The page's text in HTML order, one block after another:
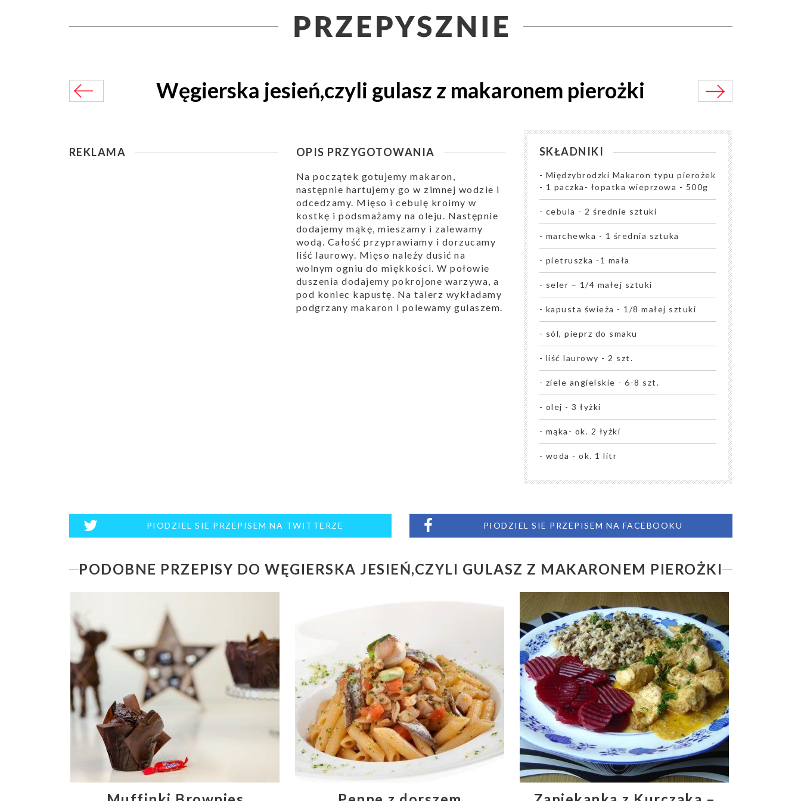
Węgierska jesień,czyli gulasz z makaronem pierożki
REKLAMA OPIS PRZYGOTOWANIA
Na początek gotujemy makaron,
następnie hartujemy go w zimnej wodzie i
odcedzamy. Mięso i cebulę kroimy w
kostkę i podsmażamy na oleju. Następnie
dodajemy mąkę, mieszamy i zalewamy
wodą. Całość przyprawiamy i dorzucamy
liść laurowy. Mięso należy dusić na
wolnym ogniu do miękkości. W połowie
duszenia dodajemy pokrojone warzywa, a
pod koniec kapustę. Na talerz wykładamy
podgrzany makaron i polewamy gulaszem.
SKŁADNIKI
- Międzybrodzki Makaron typu pierożek
- 1 paczka- łopatka wieprzowa - 500g
- cebula - 2 średnie sztuki
- marchewka - 1 średnia sztuka
- pietruszka -1 mała
- seler – 1/4 małej sztuki
- kapusta świeża - 1/8 małej sztuki
- sól, pieprz do smaku
- liść laurowy - 2 szt.
- ziele angielskie - 6-8 szt.
- olej - 3 łyżki
- mąka- ok. 2 łyżki
- woda - ok. 1 litr
PIODZIEL SIE PRZEPISEM NA TWITTERZE PIODZIEL SIE PRZEPISEM NA FACEBOOKU
PODOBNE PRZEPISY DO WĘGIERSKA JESIEŃ,CZYLI GULASZ Z MAKARONEM PIEROŻKI